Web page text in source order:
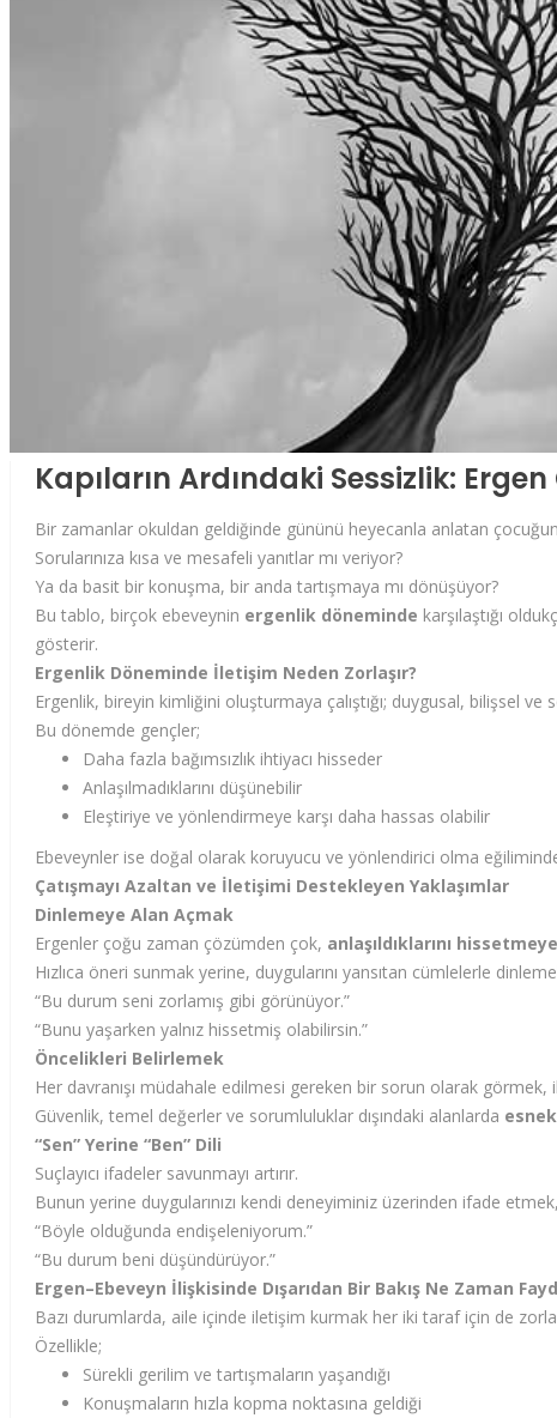
Kapıların Ardındaki Sessizlik:
Bir zamanlar okuldan geldiğinde gününü heyecanla anlatan
Sorularınıza kısa ve mesafeli yanıtlar mı veriyor?
Ya da basit bir konuşma, bir anda tartışmaya mı dönüşüyor?
Bu tablo, birçok ebeveynin ergenlik döneminde karşılaştığı
gösterir.
Ergenlik Döneminde İletişim Neden Zorlaşır?
Ergenlik, bireyin kimliğini oluşturmaya çalıştığı; duygusal, bilişsel
Bu dönemde gençler;
Daha fazla bağımsızlık ihtiyacı hisseder
Anlaşılmadıklarını düşünebilir
Eleştiriye ve yönlendirmeye karşı daha hassas olabilir
Ebeveynler ise doğal olarak koruyucu ve yönlendirici olma
Çatışmayı Azaltan ve İletişimi Destekleyen Yaklaşımlar
Dinlemeye Alan Açmak
Ergenler çoğu zaman çözümden çok, anlaşıldıklarını hissetmeye
Hızlıca öneri sunmak yerine, duygularını yansıtan cümlelerle
“Bu durum seni zorlamış gibi görünüyor.”
“Bunu yaşarken yalnız hissetmiş olabilirsin.”
Öncelikleri Belirlemek
Her davranışı müdahale edilmesi gereken bir sorun olarak görmek,
Güvenlik, temel değerler ve sorumluluklar dışındaki alanlarda
“Sen” Yerine “Ben” Dili
Suçlayıcı ifadeler savunmayı artırır.
Bunun yerine duygularınızı kendi deneyiminiz üzerinden ifade etmek,
“Böyle olduğunda endişeleniyorum.”
“Bu durum beni düşündürüyor.”
Ergen–Ebeveyn İlişkisinde Dışarıdan Bir Bakış Ne Zaman
Bazı durumlarda, aile içinde iletişim kurmak her iki taraf için de
Özellikle;
Sürekli gerilim ve tartışmaların yaşandığı
Konuşmaların hızla kopma noktasına geldiği